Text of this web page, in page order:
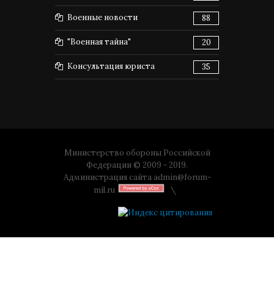
Военные новости 88
"Военная тайна" 20
Консультация юриста 35
Министерство обороны Российской
Федерации © 2009 - 2019.
Администрация сайта admin@forum-
mil.ru